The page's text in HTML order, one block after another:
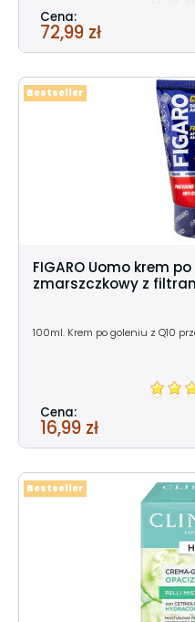
Cena:
72,99 zł
FIGARO Uomo krem
zmarszczkowy z
100ml. Krem po goleniu z Q10
Cena:
16,99 zł
Bestseller
Bestseller